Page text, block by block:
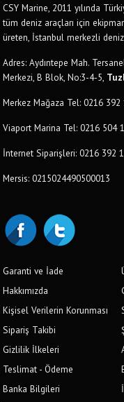
CSY Marine, 2011 yılında
tüm deniz araçları için
üreten, İstanbul merkezli
Adres: Aydıntepe Mah.
Merkezi, B Blok, No:3-4-5,
Merkez Mağaza Tel: 0216 392
Viaport Marina Tel: 0216 504
İnternet Siparişleri: 0216 392
Mersis: 0215024490500013
Garanti ve İade
Hakkımızda
Kişisel Verilerin Korunması
Sipariş Takibi
Gizlilik İlkeleri
Teslimat - Ödeme
Banka Bilgileri